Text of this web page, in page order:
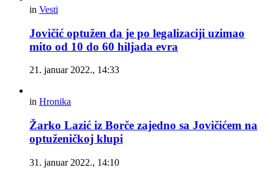
in Vesti
Jovičić optužen da je po legalizaciji uzimao
mito od 10 do 60 hiljada evra
21. januar 2022., 14:33
in Hronika
Žarko Lazić iz Borče zajedno sa Jovičićem na
optuženičkoj klupi
31. januar 2022., 14:10